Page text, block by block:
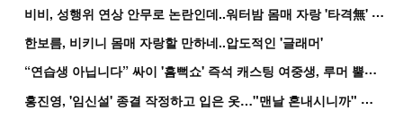
비
비, 성행위 연상 안무로 논란인데..워터밤 몸매 자랑 '타격無' 근황
한보름, 비키니 몸매 자랑할 만하네..압도적인 '글래머'
“
연습생 아닙니다” 싸이 '흠뻑쇼' 즉석 캐스팅 여중생, 루머 뿔났다[Oh!쎈 이...
홍
진영, '임신설' 종결 작정하고 입은 옷…"맨날 혼내시니까" 억울